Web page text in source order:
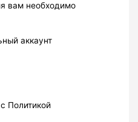
вам необходимо
аккаунт
Политикой